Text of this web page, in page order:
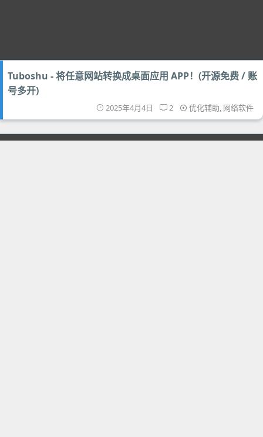
Tuboshu - 将任意网站转换成桌面应用 APP！(开源免费 / 账
号多开)
2025年4月4日 2 优化辅助, 网络软件